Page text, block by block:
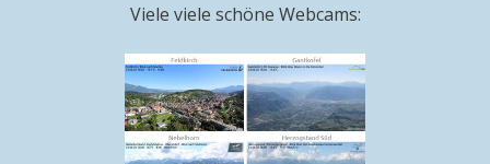
Viele viele schöne Webcams: